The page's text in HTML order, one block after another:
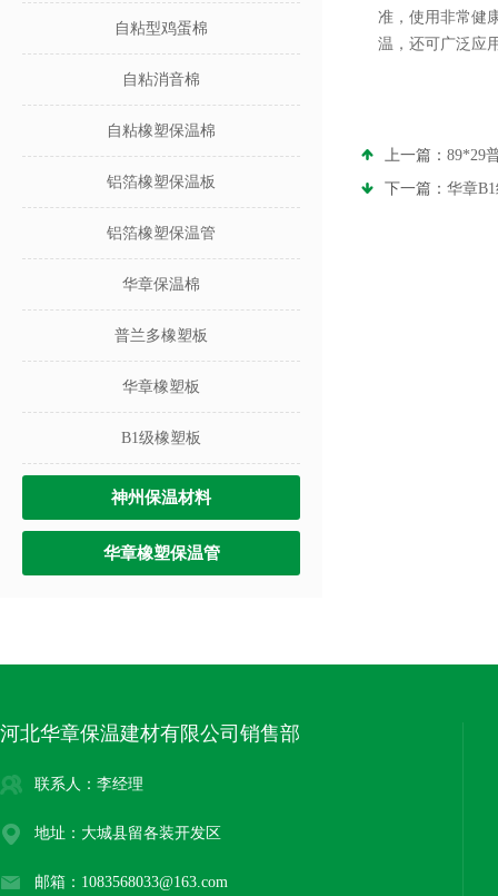
自粘型鸡蛋棉
自粘消音棉
自粘橡塑保温棉
铝箔橡塑保温板
铝箔橡塑保温管
华章保温棉
普兰多橡塑板
华章橡塑板
B1级橡塑板
神州保温材料
华章橡塑保温管
准，使用非常健
温，还可广泛应
上一篇： 89*29
下一篇： 华章
河北华章保温建材有限公司销售部
联系人：李经理
地址：大城县留各装开发区
邮箱：1083568033@163.com